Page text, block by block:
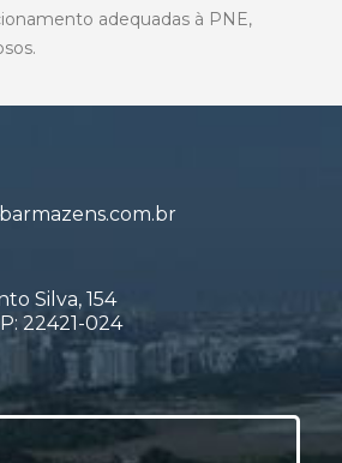
adequadas à PNE,
Silva, 154
22421-024